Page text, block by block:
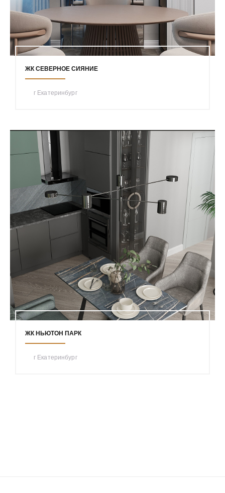
ЖК СЕВЕРНОЕ СИЯНИЕ
г Екатеринбург
ЖК НЬЮТОН ПАРК
г Екатеринбург